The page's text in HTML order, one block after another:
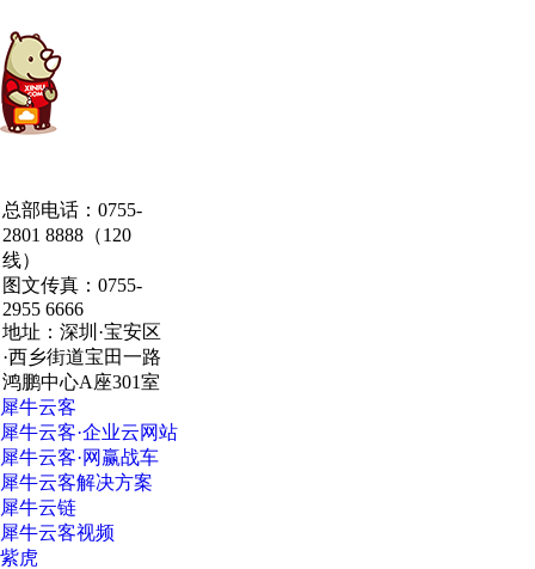
·深圳·研发总部
总部电话：0755-
2801 8888（120
线）
图文传真：0755-
2955 6666
地址：深圳·宝安区
·西乡街道宝田一路
鸿鹏中心A座301室
犀牛云客
犀牛云客·企业云网站
犀牛云客·网赢战车
犀牛云客解决方案
犀牛云链
犀牛云客视频
紫虎